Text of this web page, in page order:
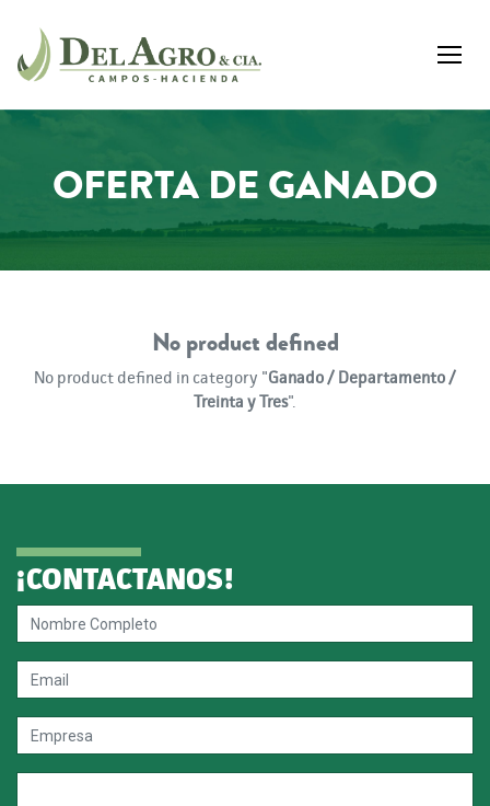
OFERTA DE GANADO
No product defined
No product defined in category "Ganado / Departamento /
Treinta y Tres".
¡CONTACTANOS!